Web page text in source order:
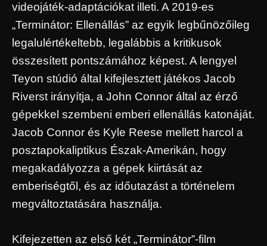
videojáték-adaptációkat illeti. A 2019-es
„Terminátor: Ellenállás” az egyik legbűnözőileg
legalulértékeltebb, legalábbis a kritikusok
összesített pontszámához képest. A lengyel
Teyon stúdió által kifejlesztett játékos Jacob
Riverst irányítja, a John Connor által az érző
gépekkel szembeni emberi ellenállás katonáját.
Jacob Connor és Kyle Reese mellett harcol a
posztapokaliptikus Észak-Amerikán, hogy
megakadályozza a gépek kiirtását az
emberiségtől, és az időutazást a történelem
megváltoztatására használja.
Kifejezetten az első két „Terminátor”-film